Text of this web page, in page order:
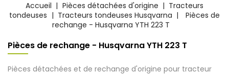
Accueil Pièces détachées d'origine
Tracteurs
tondeuses
Tracteurs tondeuses Husqvarna
Pièces de
rechange - Husqvarna YTH 223 T
Pièces de rechange - Husqvarna YTH 223 T
Pièces détachées et de rechange d'origine pour tracteur